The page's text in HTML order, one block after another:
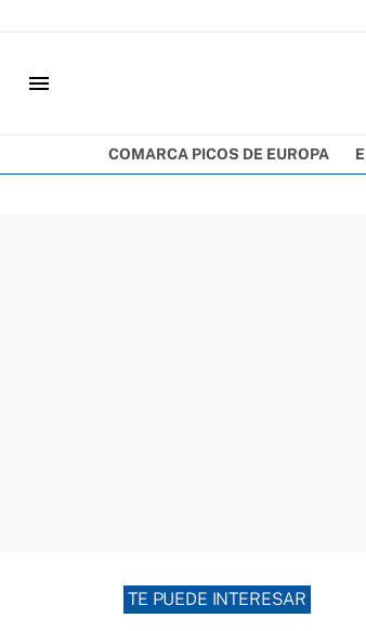
menu
COMARCA PICOS DE EUROPA
TE PUEDE INTERESAR